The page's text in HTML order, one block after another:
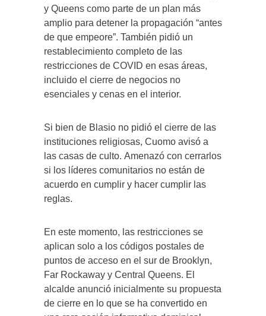
y Queens como parte de un plan más
amplio para detener la propagación “antes
de que empeore”. También pidió un
restablecimiento completo de las
restricciones de COVID en esas áreas,
incluido el cierre de negocios no
esenciales y cenas en el interior.
Si bien de Blasio no pidió el cierre de las
instituciones religiosas, Cuomo avisó a
las casas de culto. Amenazó con cerrarlos
si los líderes comunitarios no están de
acuerdo en cumplir y hacer cumplir las
reglas.
En este momento, las restricciones se
aplican solo a los códigos postales de
puntos de acceso en el sur de Brooklyn,
Far Rockaway y Central Queens. El
alcalde anunció inicialmente su propuesta
de cierre en lo que se ha convertido en